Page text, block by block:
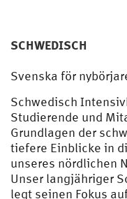
SCHWEDISCH
Svenska för
Schwedisch
Studierende und
Grundlagen der
tiefere Einblicke in
unseres nördlichen
Unser langjähriger
legt seinen Fokus